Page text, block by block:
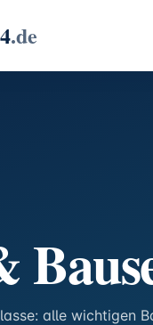
.de
alle wichtigen